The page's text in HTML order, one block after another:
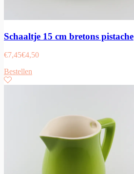
Schaaltje 15 cm bretons pistache
€7,45€4,50
Bestellen